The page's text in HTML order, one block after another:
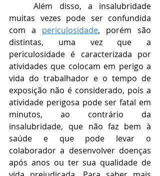
	Além disso, a insalubridade
muitas vezes pode ser confundida
com a periculosidade, porém são
distintas, uma vez que a
periculosidade é caracterizada por
atividades que colocam em perigo a
vida do trabalhador e o tempo de
exposição não é considerado, pois a
atividade perigosa pode ser fatal em
minutos, ao contrário da
insalubridade, que não faz bem à
saúde e que pode levar o
colaborador a desenvolver doenças
após anos ou ter sua qualidade de